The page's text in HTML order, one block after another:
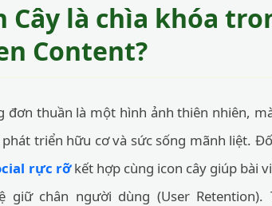
Cây là chìa khóa
Content?
đơn thuần là một hình ảnh thiên nhiên,
triển hữu cơ và sức sống mãnh liệt.
rực rỡkết hợp cùng icon cây giúp bài
chân người dùng (User